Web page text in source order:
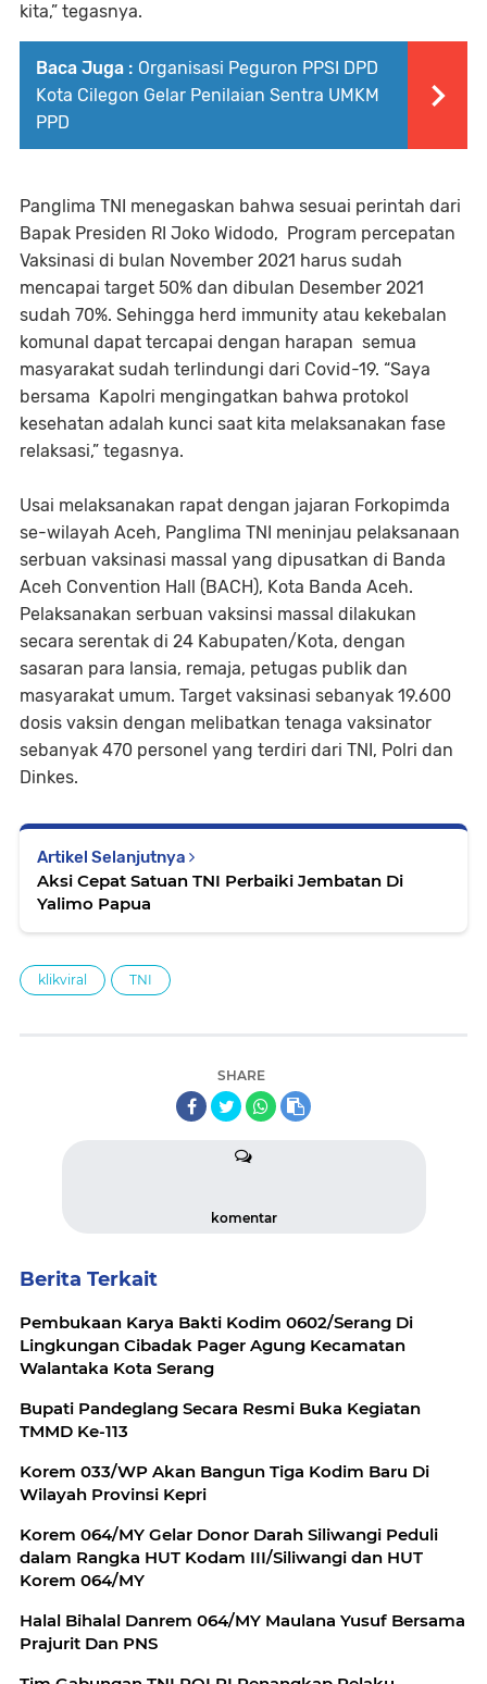
kita,” tegasnya.
Baca Juga : Organisasi Peguron PPSI DPD
Kota Cilegon Gelar Penilaian Sentra UMKM
PPD
Panglima TNI menegaskan bahwa sesuai perintah dari
Bapak Presiden RI Joko Widodo, Program percepatan
Vaksinasi di bulan November 2021 harus sudah
mencapai target 50% dan dibulan Desember 2021
sudah 70%. Sehingga herd immunity atau kekebalan
komunal dapat tercapai dengan harapan semua
masyarakat sudah terlindungi dari Covid-19. “Saya
bersama Kapolri mengingatkan bahwa protokol
kesehatan adalah kunci saat kita melaksanakan fase
relaksasi,” tegasnya.
Usai melaksanakan rapat dengan jajaran Forkopimda
se-wilayah Aceh, Panglima TNI meninjau pelaksanaan
serbuan vaksinasi massal yang dipusatkan di Banda
Aceh Convention Hall (BACH), Kota Banda Aceh.
Pelaksanakan serbuan vaksinsi massal dilakukan
secara serentak di 24 Kabupaten/Kota, dengan
sasaran para lansia, remaja, petugas publik dan
masyarakat umum. Target vaksinasi sebanyak 19.600
dosis vaksin dengan melibatkan tenaga vaksinator
sebanyak 470 personel yang terdiri dari TNI, Polri dan
Dinkes.
Artikel Selanjutnya
Aksi Cepat Satuan TNI Perbaiki Jembatan Di
Yalimo Papua
klikviral TNI
SHARE
komentar
Berita Terkait
Pembukaan Karya Bakti Kodim 0602/Serang Di
Lingkungan Cibadak Pager Agung Kecamatan
Walantaka Kota Serang
Bupati Pandeglang Secara Resmi Buka Kegiatan
TMMD Ke-113
Korem 033/WP Akan Bangun Tiga Kodim Baru Di
Wilayah Provinsi Kepri
Korem 064/MY Gelar Donor Darah Siliwangi Peduli
dalam Rangka HUT Kodam III/Siliwangi dan HUT
Korem 064/MY
Halal Bihalal Danrem 064/MY Maulana Yusuf Bersama
Prajurit Dan PNS